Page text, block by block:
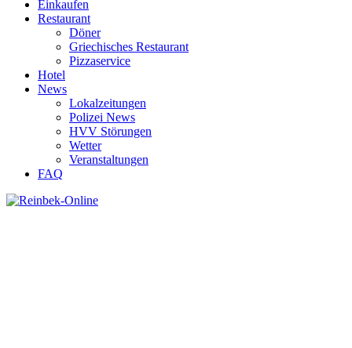
Einkaufen
Restaurant
Döner
Griechisches Restaurant
Pizzaservice
Hotel
News
Lokalzeitungen
Polizei News
HVV Störungen
Wetter
Veranstaltungen
FAQ